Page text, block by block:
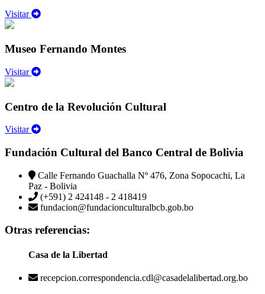
Visitar
Museo Fernando Montes
Visitar
Centro de la Revolución Cultural
Visitar
Fundación Cultural del Banco Central de Bolivia
Calle Fernando Guachalla Nº 476, Zona Sopocachi, La
Paz - Bolivia
(+591) 2 424148 - 2 418419
fundacion@fundacionculturalbcb.gob.bo
Otras referencias:
Casa de la Libertad
recepcion.correspondencia.cdl@casadelalibertad.org.bo